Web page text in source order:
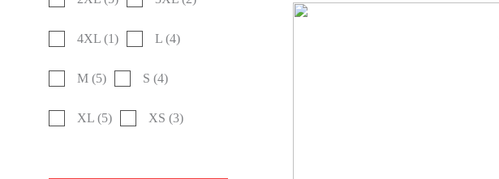
4XL (1) L (4)
M (5) S (4)
XL (5) XS (3)